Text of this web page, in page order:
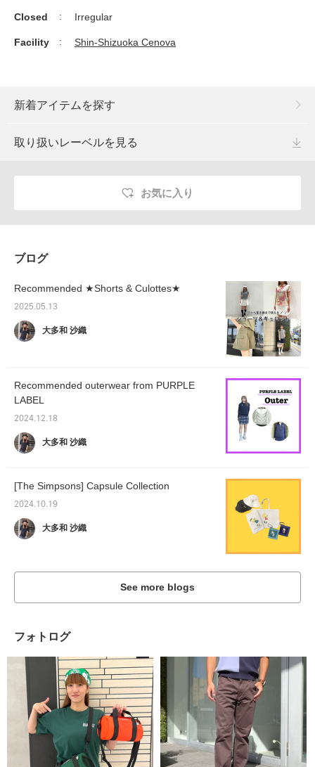
Closed Irregular
Facility Shin-Shizuoka Cenova
新着アイテムを探す
取り扱いレーベルを見る
お気に入り
ブログ
Recommended ★Shorts & Culottes★
2025.05.13
大多和 沙織
Recommended outerwear from PURPLE
LABEL
2024.12.18
大多和 沙織
[The Simpsons] Capsule Collection
2024.10.19
大多和 沙織
See more blogs
フォトログ